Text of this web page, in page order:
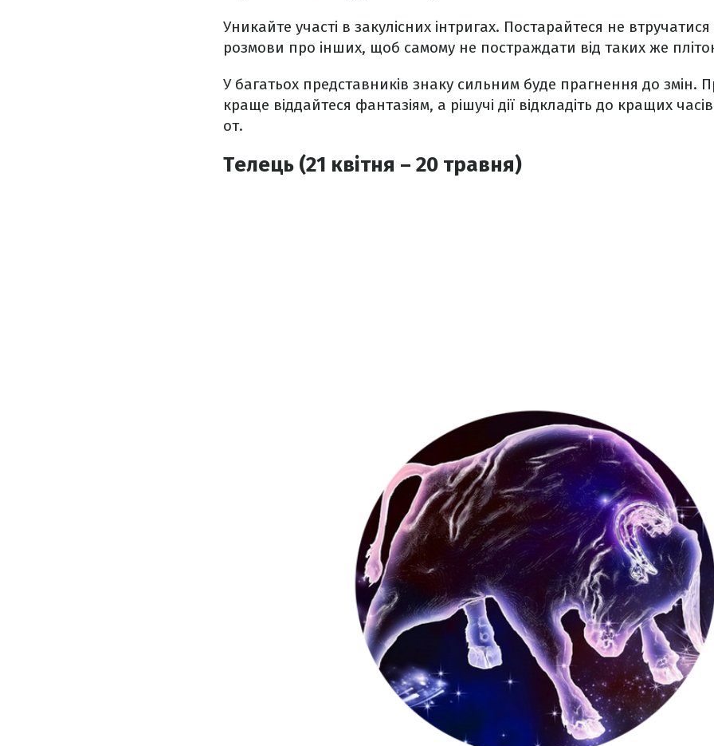
Уникайте участі в закулісних інтригах. Постарайтеся не
розмови про інших, щоб самому не постраждати від таких же
У багатьох представників знаку сильним буде прагнення до змін.
краще віддайтеся фантазіям, а рішучі дії відкладіть до кращих
от.
Телець (21 квітня – 20 травня)